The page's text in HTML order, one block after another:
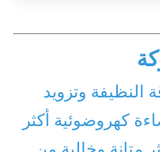
النظيفة وتزويد
كهروضوئية أكثر